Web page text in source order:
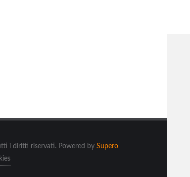
i diritti riservati. Powered by Supero